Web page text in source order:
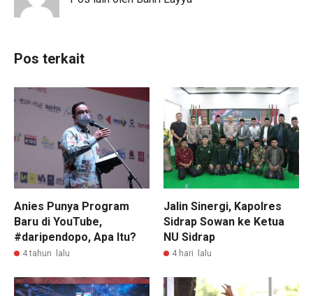
Pos terkait
Anies Punya Program
Baru di YouTube,
#daripendopo, Apa Itu?
4 tahun lalu
Jalin Sinergi, Kapolres
Sidrap Sowan ke Ketua
NU Sidrap
4 hari lalu